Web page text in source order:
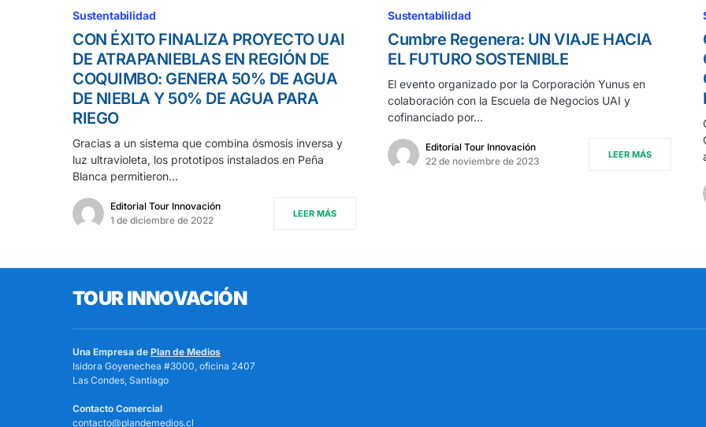
Sustentabilidad
CON ÉXITO FINALIZA PROYECTO UAI
DE ATRAPANIEBLAS EN REGIÓN DE
COQUIMBO: GENERA 50% DE AGUA
DE NIEBLA Y 50% DE AGUA PARA
RIEGO
Gracias a un sistema que combina ósmosis inversa y
luz ultravioleta, los prototipos instalados en Peña
Blanca permitieron…
Editorial Tour Innovación
1 de diciembre de 2022
LEER MÁS
Sustentabilidad
Cumbre Regenera: UN VIAJE HACIA
EL FUTURO SOSTENIBLE
El evento organizado por la Corporación Yunus en
colaboración con la Escuela de Negocios UAI y
cofinanciado por…
Editorial Tour Innovación
22 de noviembre de 2023
LEER MÁS
TOUR INNOVACIÓN
Una Empresa de Plan de Medios
Isidora Goyenechea #3000, oficina 2407
Las Condes, Santiago
Contacto Comercial
contacto@plandemedios.cl